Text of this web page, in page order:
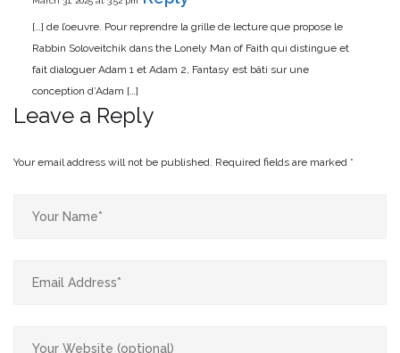
[…] de l’oeuvre. Pour reprendre la grille de lecture que propose le
Rabbin Soloveitchik dans the Lonely Man of Faith qui distingue et
fait dialoguer Adam 1 et Adam 2, Fantasy est bâti sur une
conception d’Adam […]
Leave a Reply
Your email address will not be published. Required fields are marked *